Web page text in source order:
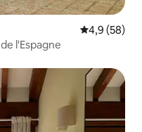
Évaluation
4,9 (58)
l'Espagne